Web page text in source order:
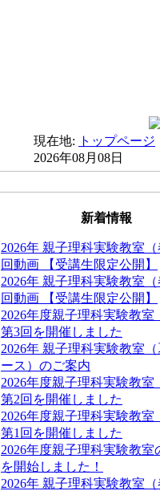
現在地:
トップページ
2026年08月08日
新着情報
2026年 親子理科実験教室
回動画 【受講生限定公開】
2026年 親子理科実験教室
回動画 【受講生限定公開】
2026年度親子理科実験教室
第3回を開催しました
2026年 親子理科実験教室
ース）のご案内
2026年度親子理科実験教室
第2回を開催しました
2026年度親子理科実験教室
第1回を開催しました
2026年度親子理科実験教室
を開始しました！
2026年 親子理科実験教室